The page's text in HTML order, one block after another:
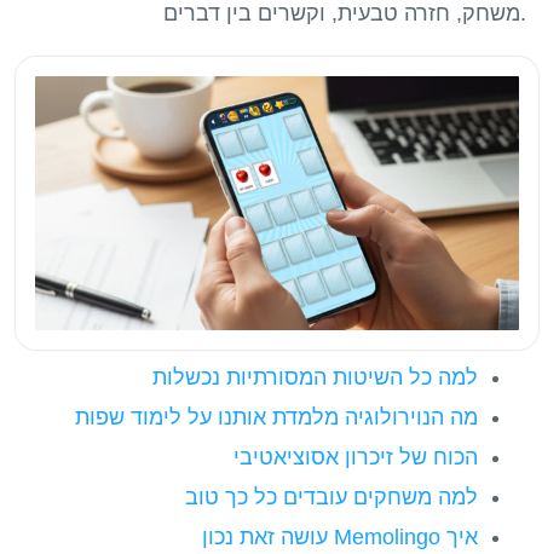
למה כל השיטות המסורתיות נכשלות
מה הנוירולוגיה מלמדת אותנו על לימוד שפות
הכוח של זיכרון אסוציאטיבי
למה משחקים עובדים כל כך טוב
איך Memolingo עושה זאת נכון